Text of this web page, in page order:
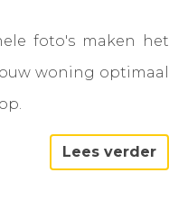
foto's maken het
woning optimaal
Lees verder